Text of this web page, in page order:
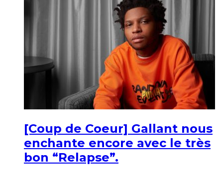
[Coup de Coeur] Gallant nous
enchante encore avec le très
bon “Relapse”.